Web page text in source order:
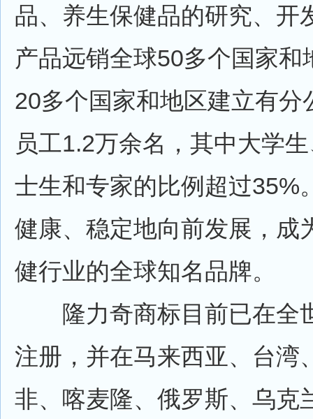
品、养生保健品的研究、开
产品远销全球50多个国家和
20多个国家和地区建立有分
员工1.2万余名，其中大学
士生和专家的比例超过35%
健康、稳定地向前发展，成
健行业的全球知名品牌。
隆力奇商标目前已在全
注册，并在马来西亚、台湾
非、喀麦隆、俄罗斯、乌克